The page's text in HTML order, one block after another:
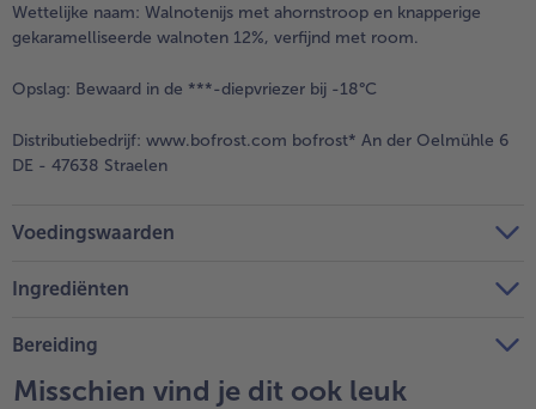
Wettelijke naam: Walnotenijs met ahornstroop en knapperige
gekaramelliseerde walnoten 12%, verfijnd met room.
Opslag: Bewaard in de ***-diepvriezer bij -18°C
Distributiebedrijf: www.bofrost.com bofrost* An der Oelmühle 6
DE - 47638 Straelen
Voedingswaarden
Ingrediënten
Bereiding
Misschien vind je dit ook leuk